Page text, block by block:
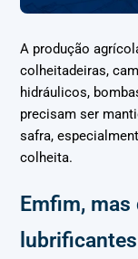
A produção
colheitadeiras,
hidráulicos,
precisam ser
safra,
colheita.
Emfim,